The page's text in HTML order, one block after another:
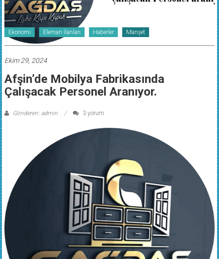
Ekonomi Eleman İlanları Haberler Manşet
Ekim 29, 2024
Afşin’de Mobilya Fabrikasında
Çalışacak Personel Aranıyor.
Gönderen: admin 3 yorum